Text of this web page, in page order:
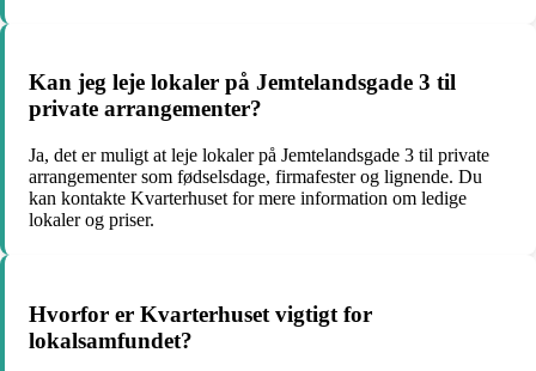
Kan jeg leje lokaler på Jemtelandsgade 3 til
private arrangementer?
Ja, det er muligt at leje lokaler på Jemtelandsgade 3 til private
arrangementer som fødselsdage, firmafester og lignende. Du
kan kontakte Kvarterhuset for mere information om ledige
lokaler og priser.
Hvorfor er Kvarterhuset vigtigt for
lokalsamfundet?